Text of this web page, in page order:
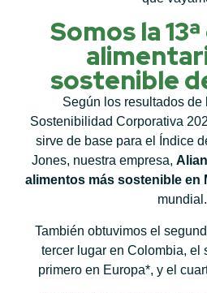
Somos la
sostenible
Según los resultados
Sostenibilidad Corporativa
sirve de base para el Índice
Jones, nuestra empresa,
alimentos más sostenible en
mundial.
También obtuvimos el
tercer lugar en Colombia, el
primero en Europa*, y el